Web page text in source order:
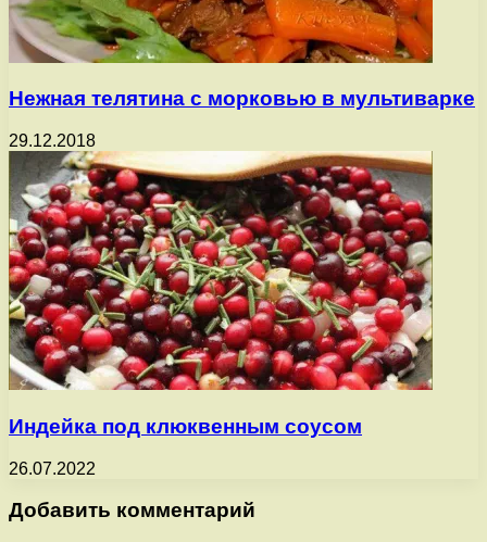
Нежная телятина с морковью в мультиварке
29.12.2018
Индейка под клюквенным соусом
26.07.2022
Добавить комментарий